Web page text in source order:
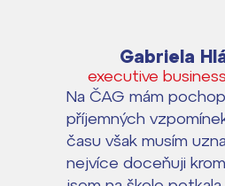
Na ČAG mám
příjemných
času však musím
nejvíce doceňuji
Gabriela
executive